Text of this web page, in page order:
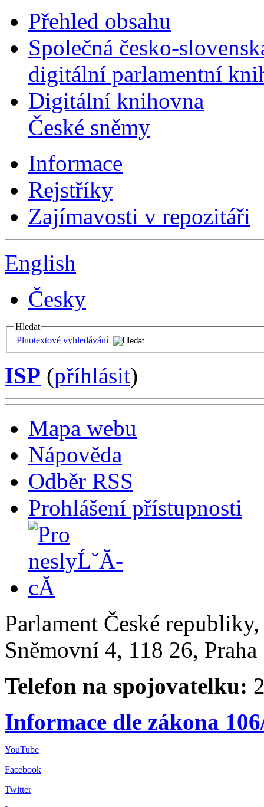
Přehled obsahu
Společná česko-
digitální parlamentní
Digitální knihovna
České sněmy
Informace
Rejstříky
Zajímavosti v repozitáři
English
Česky
Hledat
Plnotextové vyhledávání
ISP (příhlásit)
Mapa webu
Nápověda
Odběr RSS
Prohlášení přístupnosti
Parlament České
Sněmovní 4, 118 26,
Telefon na spojovatelku:
Informace dle zákona
YouTube
Facebook
Twitter